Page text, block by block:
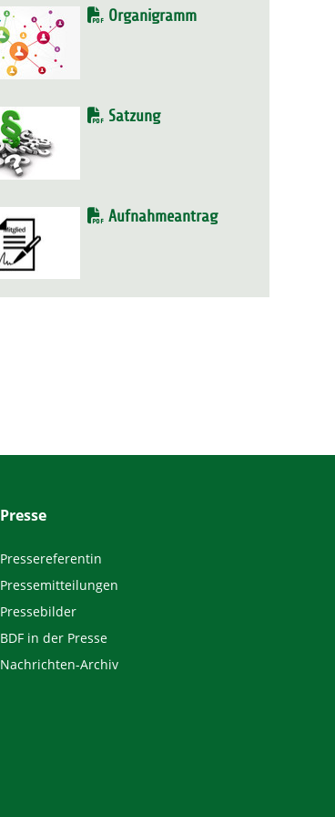
Organigramm
Satzung
Aufnahmeantrag
Presse
Pressereferentin
Pressemitteilungen
Pressebilder
BDF in der Presse
Nachrichten-Archiv